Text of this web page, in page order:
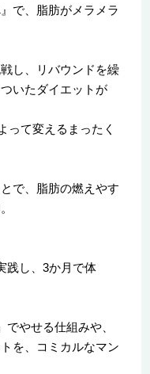
で、脂肪がメラメラ
し、リバウンドを繰
いたダイエットが
って変えるまったく
で、脂肪の燃えやす
践し、3か月で体
やせる仕組みや、
を、コミカルなマン